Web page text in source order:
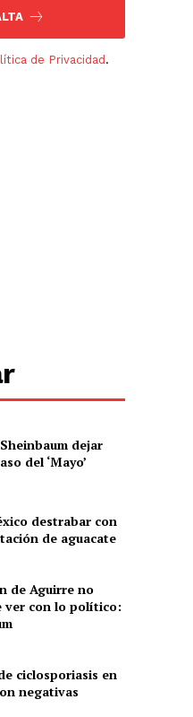
de Privacidad .
dejar
del ‘Mayo’
destrabar con
de aguacate
de Aguirre no
ver con lo político:
ciclosporiasis en
negativas